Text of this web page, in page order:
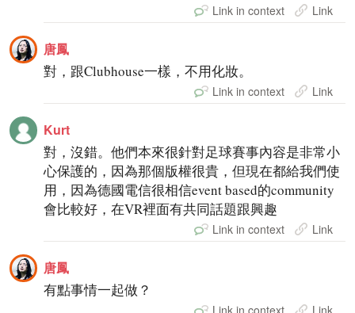
Link in context Link
唐鳳
對，跟Clubhouse一樣，不用化妝。
Link in context Link
Kurt
對，沒錯。他們本來很針對足球賽事內容是非常小
心保護的，因為那個版權很貴，但現在都給我們使
用，因為德國電信很相信event based的community
會比較好，在VR裡面有共同話題跟興趣
Link in context Link
唐鳳
有點事情一起做？